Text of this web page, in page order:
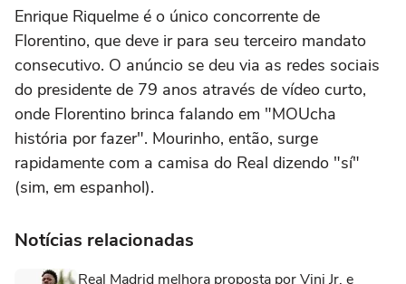
Enrique Riquelme é o único concorrente de
Florentino, que deve ir para seu terceiro mandato
consecutivo. O anúncio se deu via as redes sociais
do presidente de 79 anos através de vídeo curto,
onde Florentino brinca falando em "MOUcha
história por fazer". Mourinho, então, surge
rapidamente com a camisa do Real dizendo "sí"
(sim, em espanhol).
Notícias relacionadas
Real Madrid melhora proposta por Vini Jr. e